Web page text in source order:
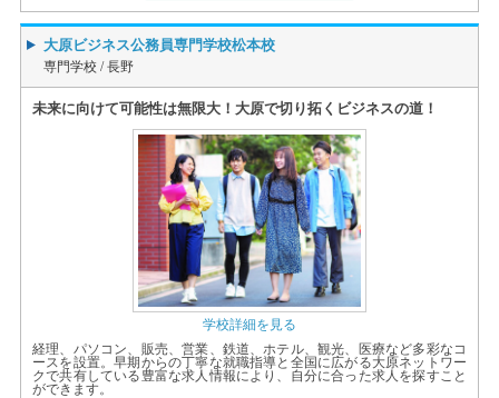
大原ビジネス公務員専門学校松本校
専門学校 /長野
未来に向けて可能性は無限大！大原で切り拓くビジネスの道！
学校詳細を見る
経理、パソコン、販売、営業、鉄道、ホテル、観光、医療など多彩なコ
ースを設置。早期からの丁寧な就職指導と全国に広がる大原ネットワー
クで共有している豊富な求人情報により、自分に合った求人を探すこと
ができます。